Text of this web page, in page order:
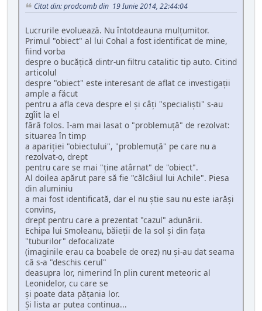
Citat din: prodcomb din 19 Iunie 2014, 22:44:04
Lucrurile evoluează. Nu întotdeauna mulţumitor.
Primul "obiect" al lui Cohal a fost identificat de mine,
fiind vorba
despre o bucăţică dintr-un filtru catalitic tip auto. Citind
articolul
despre "obiect" este interesant de aflat ce investigaţii
ample a făcut
pentru a afla ceva despre el şi câţi "specialişti" s-au
zgîit la el
fără folos. I-am mai lasat o "problemuţă" de rezolvat:
situarea în timp
a apariţiei "obiectului", "problemuţă" pe care nu a
rezolvat-o, drept
pentru care se mai "ţine atârnat" de "obiect".
Al doilea apărut pare să fie "călcâiul lui Achile". Piesa
din aluminiu
a mai fost identificată, dar el nu ştie sau nu este iarăşi
convins,
drept pentru care a prezentat "cazul" adunării.
Echipa lui Smoleanu, băieţii de la sol şi din faţa
"tuburilor" defocalizate
(imaginile erau ca boabele de orez) nu şi-au dat seama
că s-a "deschis cerul"
deasupra lor, nimerind în plin curent meteoric al
Leonidelor, cu care se
şi poate data păţania lor.
Şi lista ar putea continua...